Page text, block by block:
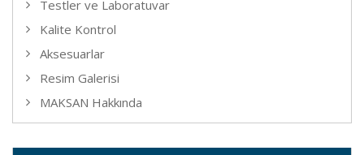
Testler ve Laboratuvar
Kalite Kontrol
Aksesuarlar
Resim Galerisi
MAKSAN Hakkında